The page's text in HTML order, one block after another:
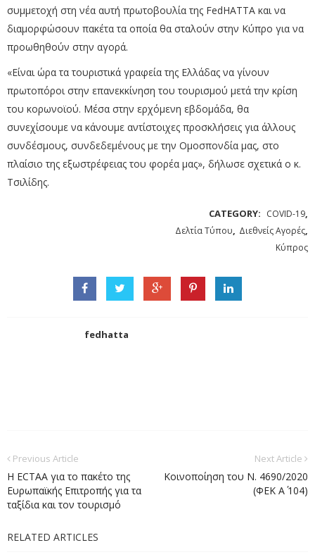
συμμετοχή στη νέα αυτή πρωτοβουλία της FedHATTA και να
διαμορφώσουν πακέτα τα οποία θα σταλούν στην Κύπρο για να
προωθηθούν στην αγορά.
«Είναι ώρα τα τουριστικά γραφεία της Ελλάδας να γίνουν
πρωτοπόροι στην επανεκκίνηση του τουρισμού μετά την κρίση
του κορωνοϊού. Μέσα στην ερχόμενη εβδομάδα, θα
συνεχίσουμε να κάνουμε αντίστοιχες προσκλήσεις για άλλους
συνδέσμους, συνδεδεμένους με την Ομοσπονδία μας, στο
πλαίσιο της εξωστρέφειας του φορέα μας», δήλωσε σχετικά ο κ.
Τσιλίδης.
CATEGORY: COVID-19,
Δελτία Τύπου, Διεθνείς Αγορές,
Κύπρος
fedhatta
Previous Article
Η ECTAA για το πακέτο της
Ευρωπαϊκής Επιτροπής για τα
ταξίδια και τον τουρισμό
Next Article
Κοινοποίηση του Ν. 4690/2020
(ΦΕΚ Α΄ 104)
RELATED ARTICLES